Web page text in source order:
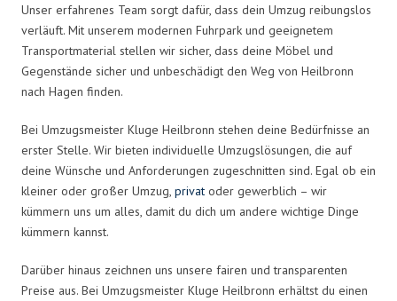
Unser erfahrenes Team sorgt dafür, dass dein Umzug reibungslos
verläuft. Mit unserem modernen Fuhrpark und geeignetem
Transportmaterial stellen wir sicher, dass deine Möbel und
Gegenstände sicher und unbeschädigt den Weg von Heilbronn
nach Hagen finden.
Bei Umzugsmeister Kluge Heilbronn stehen deine Bedürfnisse an
erster Stelle. Wir bieten individuelle Umzugslösungen, die auf
deine Wünsche und Anforderungen zugeschnitten sind. Egal ob ein
kleiner oder großer Umzug, privat oder gewerblich – wir
kümmern uns um alles, damit du dich um andere wichtige Dinge
kümmern kannst.
Darüber hinaus zeichnen uns unsere fairen und transparenten
Preise aus. Bei Umzugsmeister Kluge Heilbronn erhältst du einen